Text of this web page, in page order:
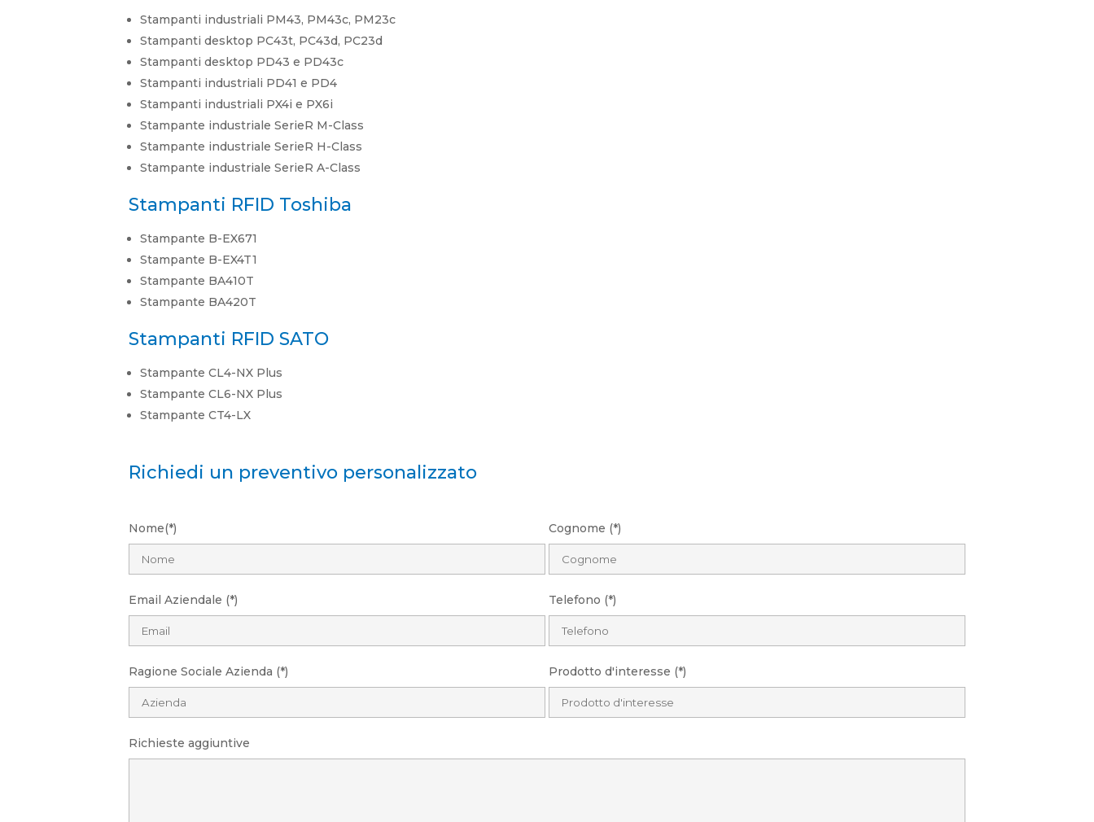
Stampanti industriali PM43, PM43c, PM23c
Stampanti desktop PC43t, PC43d, PC23d
Stampanti desktop PD43 e PD43c
Stampanti industriali PD41 e PD4
Stampanti industriali PX4i e PX6i
Stampante industriale SerieR M-Class
Stampante industriale SerieR H-Class
Stampante industriale SerieR A-Class
Stampanti RFID Toshiba
Stampante B-EX671
Stampante B-EX4T1
Stampante BA410T
Stampante BA420T
Stampanti RFID SATO
Stampante CL4-NX Plus
Stampante CL6-NX Plus
Stampante CT4-LX
Richiedi un preventivo personalizzato
Nome(*) Cognome (*)
Email Aziendale (*) Telefono (*)
Ragione Sociale Azienda (*) Prodotto d'interesse (*)
Richieste aggiuntive